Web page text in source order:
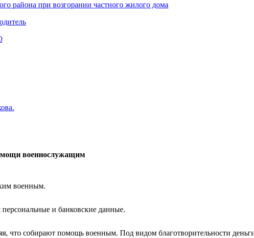
района при возгорании частного жилого дома
военнослужащим
военным.
и банковские данные.
что собирают помощь военным. Под видом благотворительности